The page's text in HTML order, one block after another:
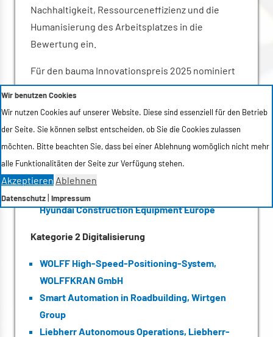
Nachhaltigkeit, Ressourceneffizienz und die
Humanisierung des Arbeitsplatzes in die
Bewertung ein.
Für den bauma Innovationspreis 2025 nominiert
sind folgende Bewerbungen:
Kategorie 1 Klimaschutz
Lokal emissionsfreie Baustelle, Wirtgen Group
ROTHO ProCarbonCure, Robert Thomas GmbH
& Co KG
H2-Bagger mit Brennstoffzellen-Antrieb,
Hyundai Construction Equipment Europe
Kategorie 2 Digitalisierung
WOLFF High-Speed-Positioning-System,
WOLFFKRAN GmbH
Smart Automation in Roadbuilding, Wirtgen
Group
Liebherr Autonomous Operations, Liebherr-
Wir benutzen Cookies
Wir nutzen Cookies auf unserer Website. Diese sind essenziell für den Betrieb
der Seite. Sie können selbst entscheiden, ob Sie die Cookies zulassen
möchten. Bitte beachten Sie, dass bei einer Ablehnung womöglich nicht mehr
alle Funktionalitäten der Seite zur Verfügung stehen.
Akzeptieren Ablehnen
Datenschutz| Impressum